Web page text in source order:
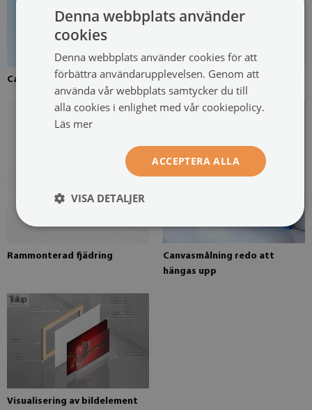
Canvas uppspänd över en ram Fururam för canvasmålning
Rammonterad fjädring
Canvasmålning redo att
hängas upp
Visualisering av bildelement
Denna webbplats använder
cookies
Denna webbplats använder cookies för att
förbättra användarupplevelsen. Genom att
använda vår webbplats samtycker du till
alla cookies i enlighet med vår cookiepolicy.
Läs mer
ACCEPTERA ALLA
VISA DETALJER